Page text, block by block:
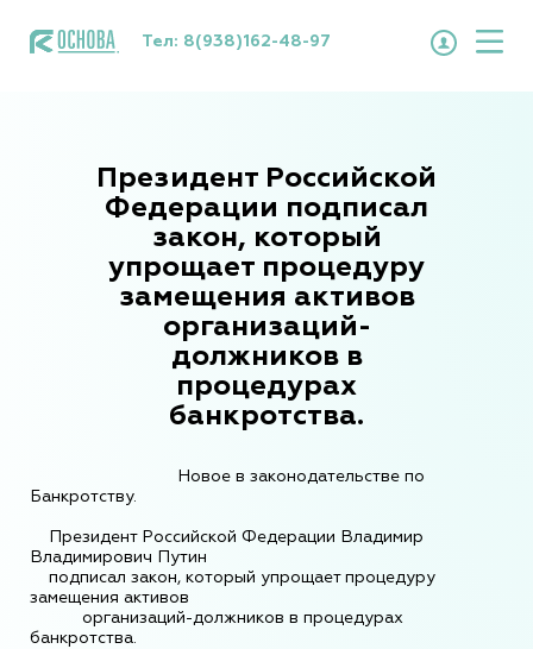
Тел: 8(938)162-48-97
Президент Российской
Федерации подписал
закон, который
упрощает процедуру
замещения активов
организаций-
должников в
процедурах
банкротства.
Новое в законодательстве по
Банкротству.
Президент Российской Федерации Владимир
Владимирович Путин
подписал закон, который упрощает процедуру
замещения активов
организаций-должников в процедурах
банкротства.